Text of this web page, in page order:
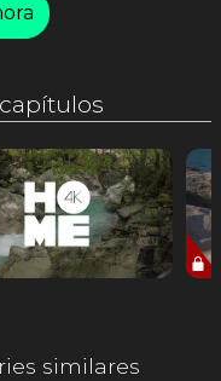
similares